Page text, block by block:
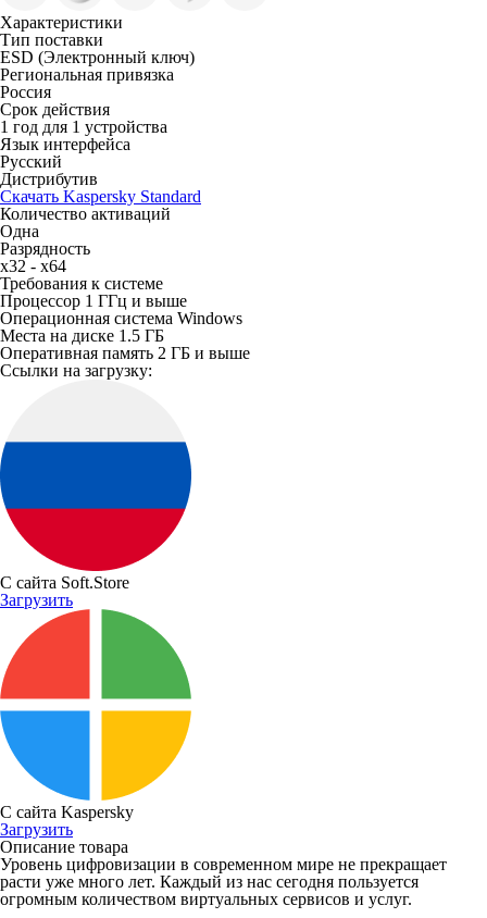
Характеристики
Тип поставки
ESD (Электронный ключ)
Региональная привязка
Россия
Срок действия
1 год для 1 устройства
Язык интерфейса
Русский
Дистрибутив
Скачать Kaspersky Standard
Количество активаций
Одна
Разрядность
x32 - x64
Требования к системе
Процессор 1 ГГц и выше
Операционная система Windows
Места на диске 1.5 ГБ
Оперативная память 2 ГБ и выше
Ссылки на загрузку:
С сайта Soft.Store
Загрузить
С сайта Kaspersky
Загрузить
Описание товара
Уровень цифровизации в современном мире не прекращает
расти уже много лет. Каждый из нас сегодня пользуется
огромным количеством виртуальных сервисов и услуг.